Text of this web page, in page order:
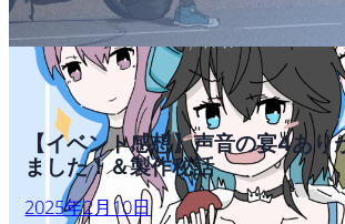
【イベント感想】声音の宴4あり
ました！＆製作秘話
2025年2月10日